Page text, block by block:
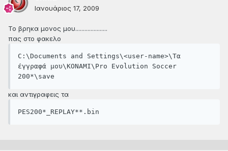
Ιανουάριος 17, 2009
Το βρηκα μονος μου.....................
πας στο φακελο
C:\Documents and Settings\<user-name>\Τα
έγγραφά μου\KONAMI\Pro Evolution Soccer
200*\save
και αντιγραφεις τα
PES200*_REPLAY**.bin